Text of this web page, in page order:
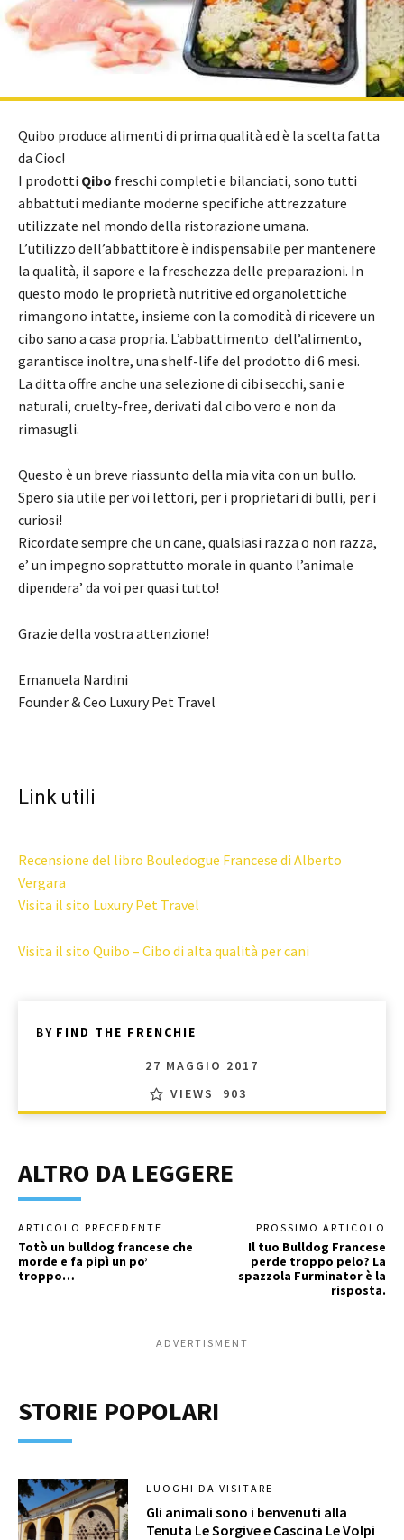
Quibo produce alimenti di prima qualità ed è la scelta fatta
da Cioc!
I prodotti Qibo freschi completi e bilanciati, sono tutti
abbattuti mediante moderne specifiche attrezzature
utilizzate nel mondo della ristorazione umana.
L’utilizzo dell’abbattitore è indispensabile per mantenere
la qualità, il sapore e la freschezza delle preparazioni. In
questo modo le proprietà nutritive ed organolettiche
rimangono intatte, insieme con la comodità di ricevere un
cibo sano a casa propria. L’abbattimento dell’alimento,
garantisce inoltre, una shelf-life del prodotto di 6 mesi.
La ditta offre anche una selezione di cibi secchi, sani e
naturali, cruelty-free, derivati dal cibo vero e non da
rimasugli.
Questo è un breve riassunto della mia vita con un bullo.
Spero sia utile per voi lettori, per i proprietari di bulli, per i
curiosi!
Ricordate sempre che un cane, qualsiasi razza o non razza,
e’ un impegno soprattutto morale in quanto l’animale
dipendera’ da voi per quasi tutto!
Grazie della vostra attenzione!
Emanuela Nardini
Founder & Ceo Luxury Pet Travel
Link utili
Recensione del libro Bouledogue Francese di Alberto
Vergara
Visita il sito Luxury Pet Travel
Visita il sito Quibo – Cibo di alta qualità per cani
BY FIND THE FRENCHIE
27 MAGGIO 2017
VIEWS
903
ALTRO DA LEGGERE
ARTICOLO PRECEDENTE
Totò un bulldog francese che
morde e fa pipì un po’
troppo…
PROSSIMO ARTICOLO
Il tuo Bulldog Francese
perde troppo pelo? La
spazzola Furminator è la
risposta.
ADVERTISMENT
STORIE POPOLARI
LUOGHI DA VISITARE
Gli animali sono i benvenuti alla
Tenuta Le Sorgive e Cascina Le Volpi